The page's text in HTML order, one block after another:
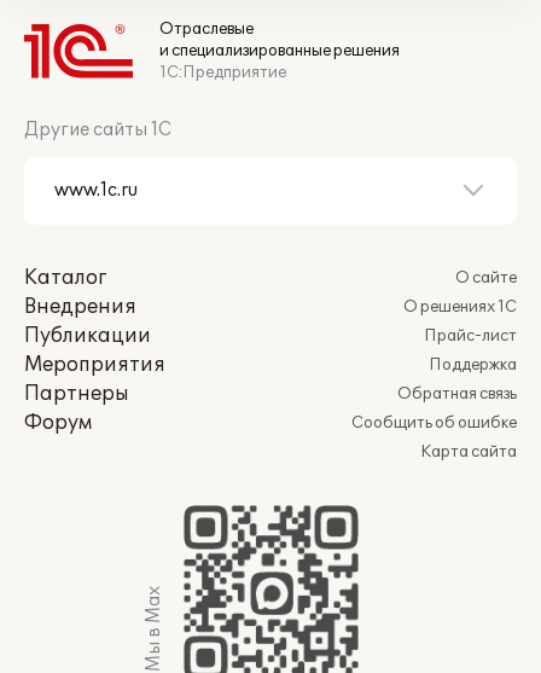
Отраслевые
и специализированные решения
1С:Предприятие
Другие сайты 1С
Каталог
Внедрения
Публикации
Мероприятия
Партнеры
Форум
О сайте
О решениях 1С
Прайс-лист
Поддержка
Обратная связь
Сообщить об ошибке
Карта сайта
Мы в Max